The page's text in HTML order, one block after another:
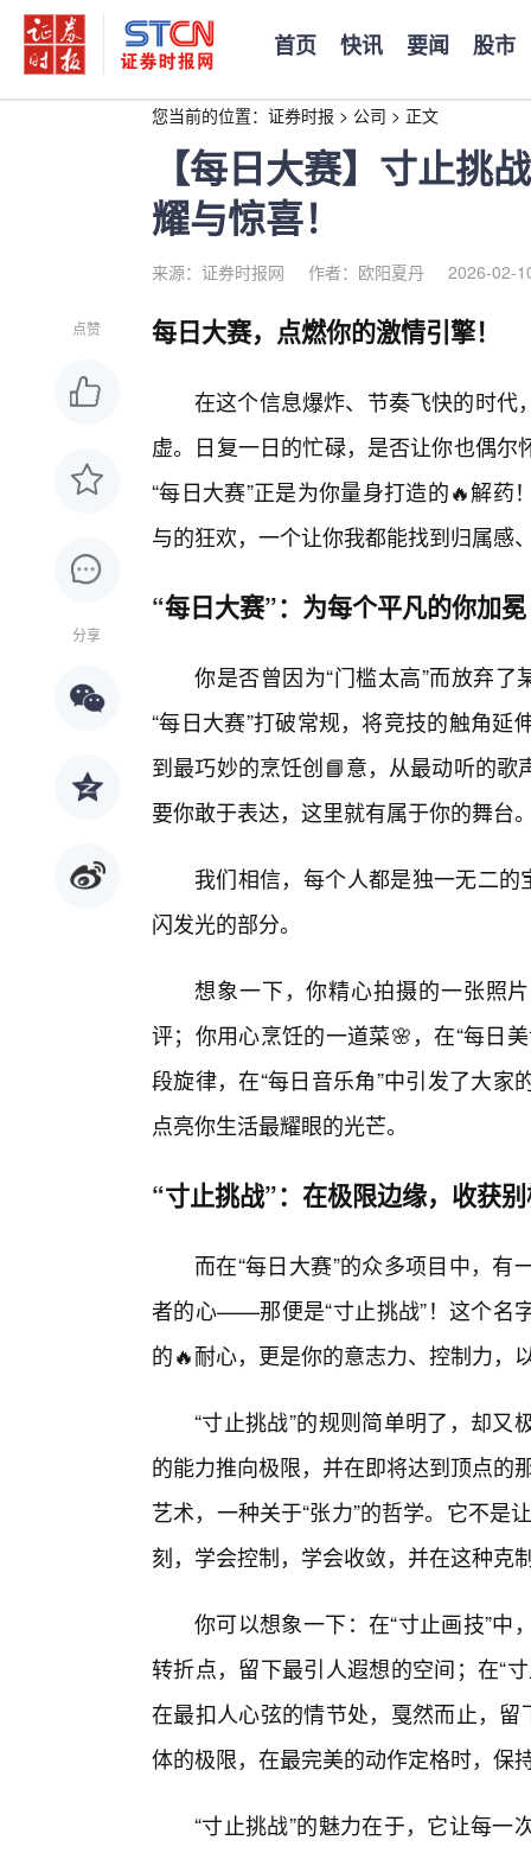
首页 快讯 要闻 股市
您当前的位置： 证券时报 > 公司 > 正文
【每日大赛】寸止挑
耀与惊喜！
来源：证券时报网 作者：欧阳夏丹 2026-02-
点赞
分享
每日大赛，点燃你的激情引擎！
在这个信息爆炸、节奏飞快的时代
虚。日复一日的忙碌，是否让你也偶
“每日大赛”正是为你量身打造的🔥解
与的狂欢，一个让你我都能找到归属感
“每日大赛”：为每个平凡的你加冕
你是否曾因为“门槛太高”而放弃
“每日大赛”打破常规，将竞技的触角
到最巧妙的烹饪创📘意，从最动听的
要你敢于表达，这里就有属于你的舞台
我们相信，每个人都是独一无二的
闪发光的部分。
想象一下，你精心拍摄的一张照
评；你用心烹饪的一道菜🌸，在“每日
段旋律，在“每日音乐角”中引发了大
点亮你生活最耀眼的光芒。
“寸止挑战”：在极限边缘，收获
而在“每日大赛”的众多项目中，
者的心——那便是“寸止挑战”！这个名
的🔥耐心，更是你的意志力、控制力，
“寸止挑战”的规则简单明了，却
的能力推向极限，并在即将达到顶点的
艺术，一种关于“张力”的哲学。它不是
刻，学会控制，学会收敛，并在这种克
你可以想象一下：在“寸止画技”
转折点，留下最引人遐想的空间；在“
在最扣人心弦的情节处，戛然而止，
体的极限，在最完美的动作定格时，保
“寸止挑战”的魅力在于，它让每